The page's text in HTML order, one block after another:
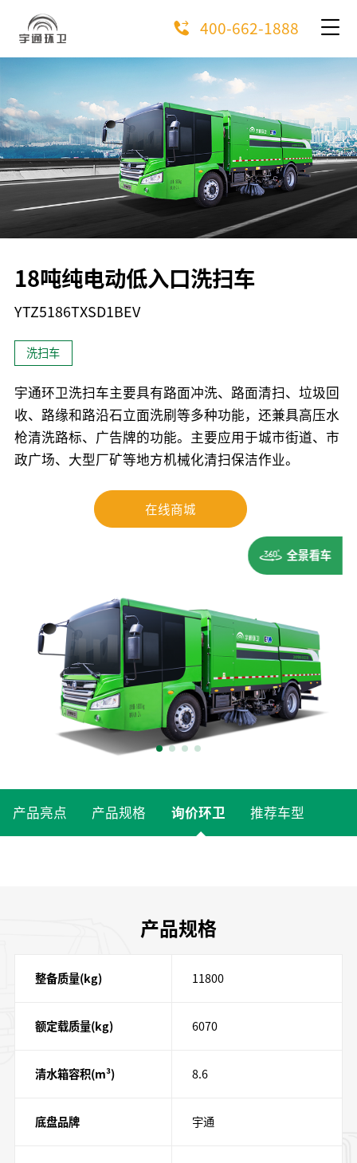
400-662-1888
18吨纯电动低入口洗扫车
YTZ5186TXSD1BEV
洗扫车
宇通环卫洗扫车主要具有路面冲洗、路面清扫、垃圾回
收、路缘和路沿石立面洗刷等多种功能，还兼具高压水
枪清洗路标、广告牌的功能。主要应用于城市街道、市
政广场、大型厂矿等地方机械化清扫保洁作业。
在线商城
全景看车
产品亮点 产品规格 询价环卫 推荐车型
产品规格
整备质量(kg) 11800
额定载质量(kg) 6070
清水箱容积(m³) 8.6
底盘品牌 宇通